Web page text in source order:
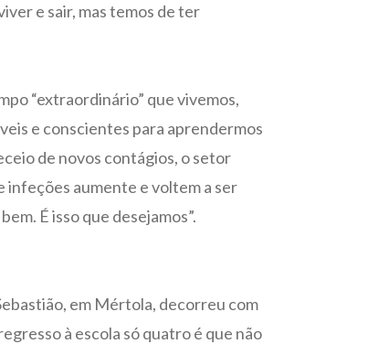
e sair, mas temos de ter
“extraordinário” que vivemos,
e conscientes para aprendermos
de novos contágios, o setor
infeções aumente e voltem a ser
É isso que desejamos”.
em Mértola, decorreu com
à escola só quatro é que não